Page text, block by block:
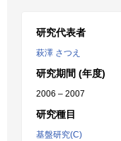
研究代表者
萩澤 さつえ
研究期間 (年度)
2006 – 2007
研究種目
基盤研究(C)